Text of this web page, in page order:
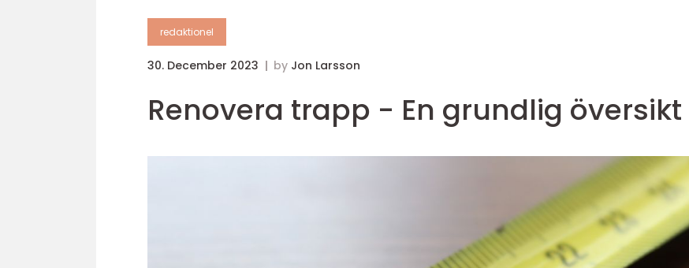
redaktionel
30. December 2023 by Jon Larsson
Renovera trapp - En grundlig översikt